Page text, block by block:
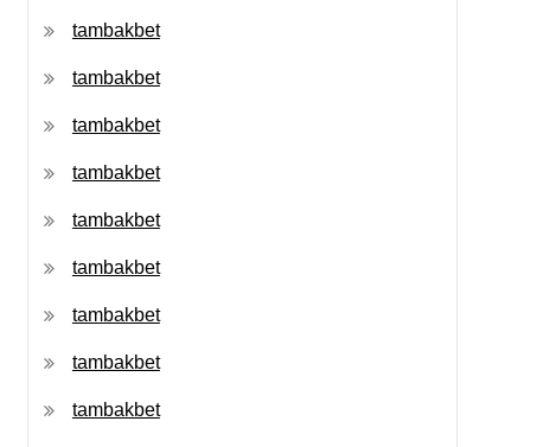
tambakbet
tambakbet
tambakbet
tambakbet
tambakbet
tambakbet
tambakbet
tambakbet
tambakbet